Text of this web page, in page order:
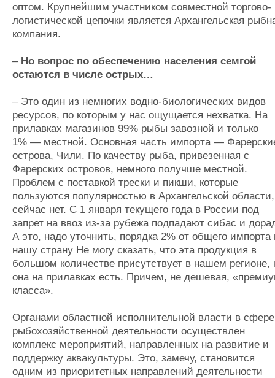
оптом. Крупнейшим участником совместной торгово-
логистической цепочки является Архангельская
компания.
– Но вопрос по обеспечению населения семгой
остаются в числе острых…
– Это один из немногих водно-биологических видов
ресурсов, по которым у нас ощущается нехватка. На
прилавках магазинов 99% рыбы завозной и только
1% — местной. Основная часть импорта —
острова, Чили. По качеству рыба, привезенная с
Фарерских островов, немного получше местной.
Проблем с поставкой трески и пикши, которые
пользуются популярностью в Архангельской области,
сейчас нет. С 1 января текущего года в России под
запрет на ввоз из-за рубежа подпадают сибас и
А это, надо уточнить, порядка 2% от общего импорта
нашу страну Не могу сказать, что эта продукция в
большом количестве присутствует в нашем регионе,
она на прилавках есть. Причем, не дешевая,
класса».
Органами областной исполнительной власти в сфере
рыбохозяйственной деятельности осуществлен
комплекс мероприятий, направленных на развитие и
поддержку аквакультуры. Это, замечу, становится
одним из приоритетных направлений деятельности